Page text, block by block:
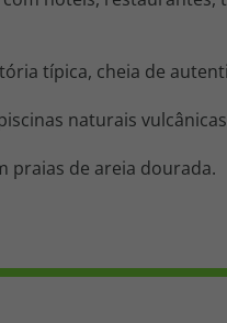
típica, cheia de
naturais
praias de areia dourada.